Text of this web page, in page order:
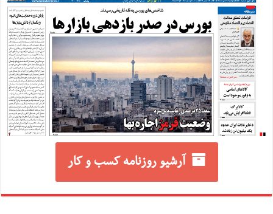
آرشیو روزنامه کسب و کار